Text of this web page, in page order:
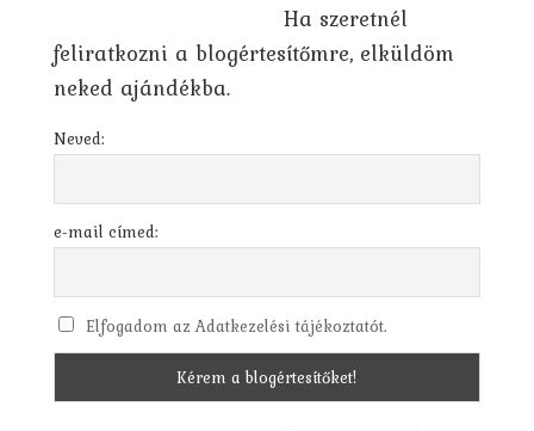
Ha szeretnél
feliratkozni a blogértesítőmre, elküldöm
neked ajándékba.
Neved:
e-mail címed:
Elfogadom az Adatkezelési tájékoztatót.